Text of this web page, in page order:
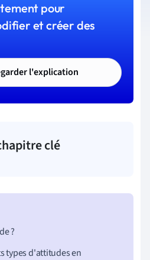
pour
et créer des
l'explication
clé
?
types d'attitudes en